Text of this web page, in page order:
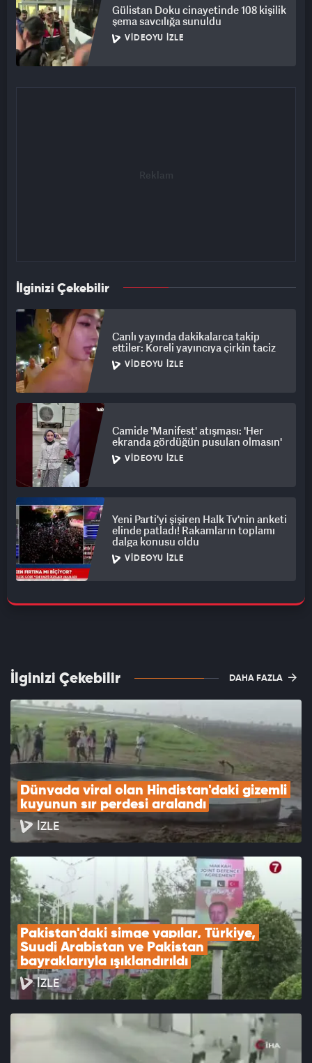
Gülistan Doku cinayetinde 108 kişilik
şema savcılığa sunuldu
VIDEOYU İZLE
İlginizi Çekebilir
Canlı yayında dakikalarca takip
ettiler: Koreli yayıncıya çirkin taciz
VIDEOYU İZLE
Camide 'Manifest' atışması: 'Her
ekranda gördüğün pusulan olmasın'
VIDEOYU İZLE
Yeni Parti'yi şişiren Halk Tv'nin anketi
elinde patladı! Rakamların toplamı
dalga konusu oldu
VIDEOYU İZLE
İlginizi Çekebilir DAHA FAZLA
Dünyada viral olan Hindistan'daki gizemli
kuyunun sır perdesi aralandı
İZLE
Pakistan'daki simge yapılar, Türkiye,
Suudi Arabistan ve Pakistan
bayraklarıyla ışıklandırıldı
İZLE